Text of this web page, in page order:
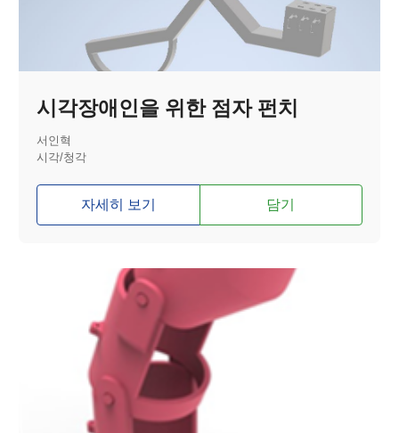
시각장애인을 위한 점자 펀치
서인혁
시각/청각
자세히 보기 담기